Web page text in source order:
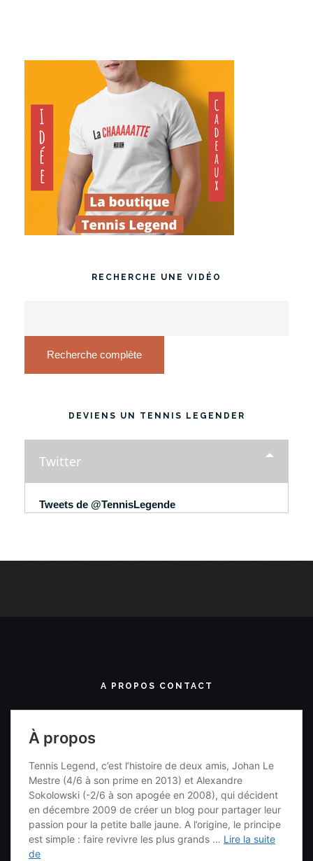
RECHERCHE UNE VIDÉO
Recherche complète
DEVIENS UN TENNIS LEGENDER
Twitter
Tweets de @TennisLegende
A PROPOS CONTACT